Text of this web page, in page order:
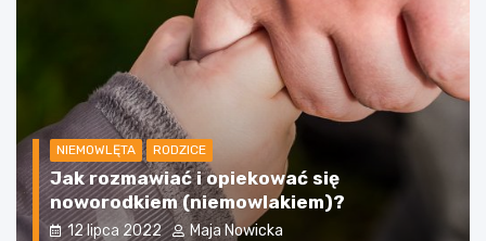
NIEMOWLĘTA RODZICE
Jak rozmawiać i opiekować się
noworodkiem (niemowlakiem)?
12 lipca 2022 Maja Nowicka